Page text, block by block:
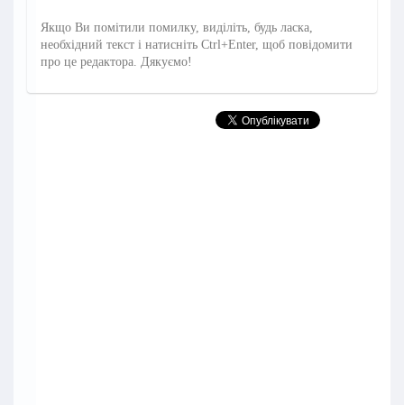
Якщо Ви помітили помилку, виділіть, будь ласка,
необхідний текст і натисніть Ctrl+Enter, щоб повідомити
про це редактора. Дякуємо!